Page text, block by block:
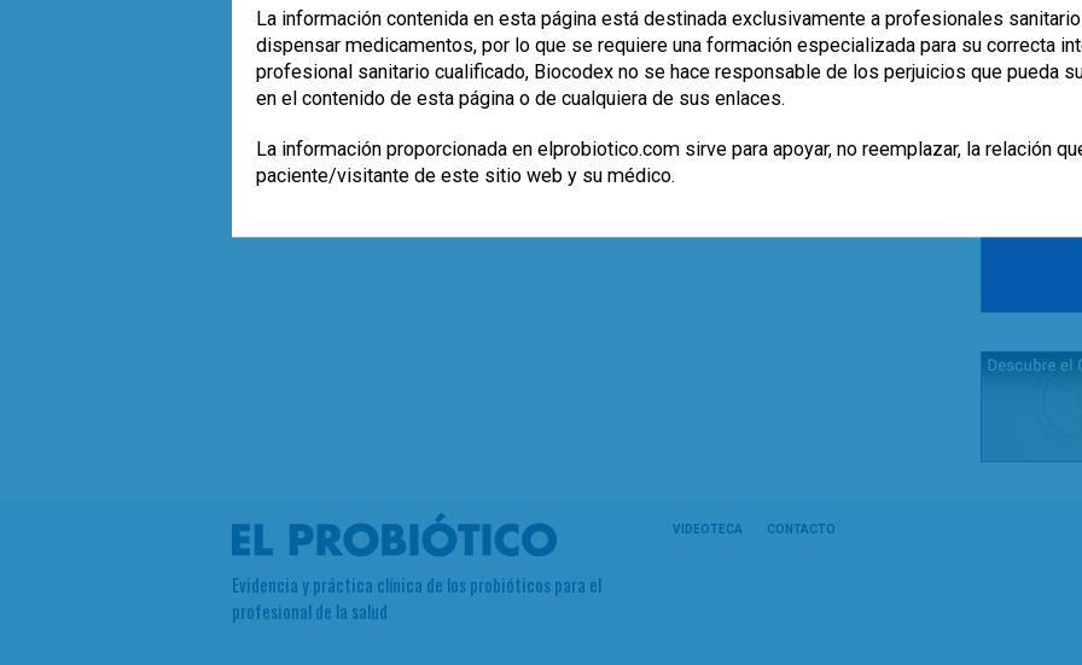
Evidencia y práctica clínica de los probióticos para el
profesional de la salud
VIDEOTECA CONTACTO
La información contenida en esta página está destinada exclusivamente a profesionales
dispensar medicamentos, por lo que se requiere una formación especializada para su correcta
profesional sanitario cualificado, Biocodex no se hace responsable de los perjuicios que pueda
en el contenido de esta página o de cualquiera de sus enlaces.
La información proporcionada en elprobiotico.com sirve para apoyar, no reemplazar, la relación
paciente/visitante de este sitio web y su médico.